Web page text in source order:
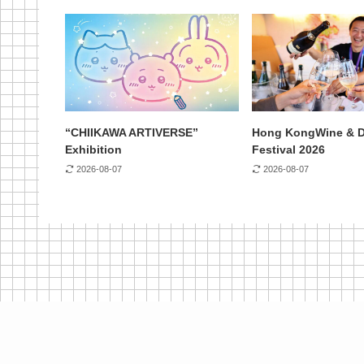
“CHIIKAWA ARTIVERSE”
Exhibition
2026-08-07
Hong KongWine &
Festival 2026
2026-08-07